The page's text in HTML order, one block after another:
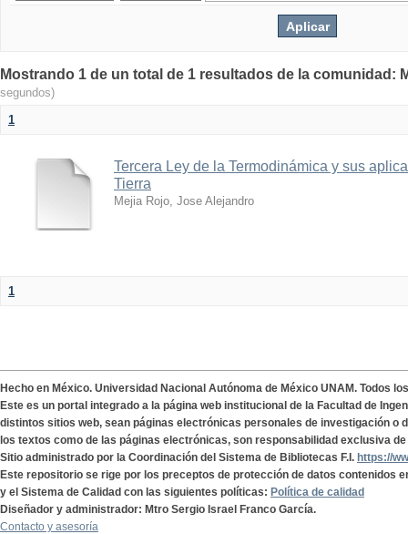
Mostrando 1 de un total de 1 resultados de la comunidad:
segundos)
1
Tercera Ley de la Termodinámica y sus
Tierra
Mejia Rojo, Jose Alejandro
1
Hecho en México. Universidad Nacional Autónoma de México UNAM. Todos
Este es un portal integrado a la página web institucional de la Facultad de
distintos sitios web, sean páginas electrónicas personales de investigación o
los textos como de las páginas electrónicas, son responsabilidad exclusiva
Sitio administrado por la Coordinación del Sistema de Bibliotecas F.I. https://
Este repositorio se rige por los preceptos de protección de datos contenidos
y el Sistema de Calidad con las siguientes políticas: Política de calidad
Diseñador y administrador: Mtro Sergio Israel Franco García.
Contacto y asesoría